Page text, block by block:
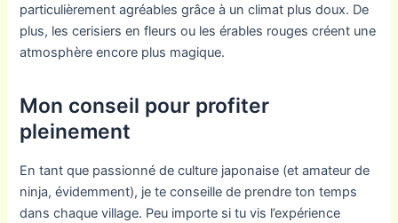
particulièrement agréables grâce à un climat plus doux. De
plus, les cerisiers en fleurs ou les érables rouges créent une
atmosphère encore plus magique.
Mon conseil pour profiter
pleinement
En tant que passionné de culture japonaise (et amateur de
ninja, évidemment), je te conseille de prendre ton temps
dans chaque village. Peu importe si tu vis l’expérience